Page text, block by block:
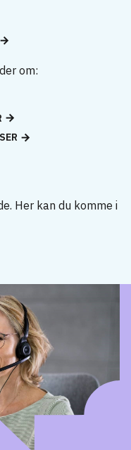
om:
Her kan du komme i